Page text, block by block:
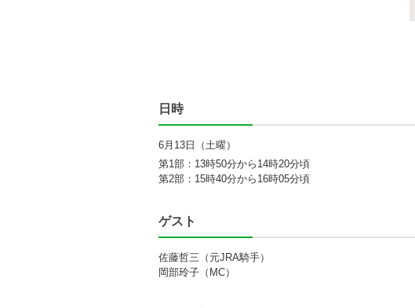
日時
6月13日（土曜）
第1部
13時50分から14時20分頃
第2部
15時40分から16時05分頃
ゲスト
佐藤哲三（元JRA騎手）
岡部玲子（MC）